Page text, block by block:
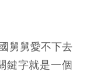
舅舅愛不下去
鍵字就是一個